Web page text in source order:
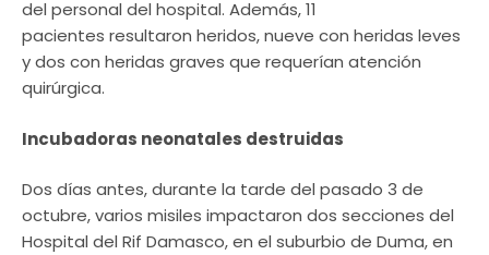
del personal del hospital. Además, 11
pacientes resultaron heridos, nueve con heridas leves
y dos con heridas graves que requerían atención
quirúrgica.
Incubadoras neonatales destruidas
Dos días antes, durante la tarde del pasado 3 de
octubre, varios misiles impactaron dos secciones del
Hospital del Rif Damasco, en el suburbio de Duma, en